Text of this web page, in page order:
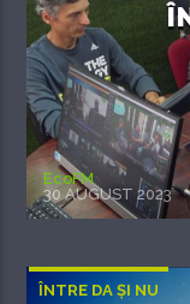
EcoFM
30 AUGUST 2023
ÎNTRE DA ȘI NU